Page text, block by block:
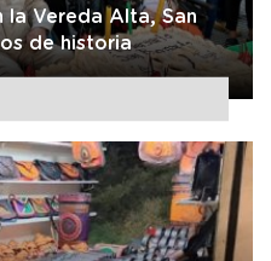
la Vereda Alta, San
de historia